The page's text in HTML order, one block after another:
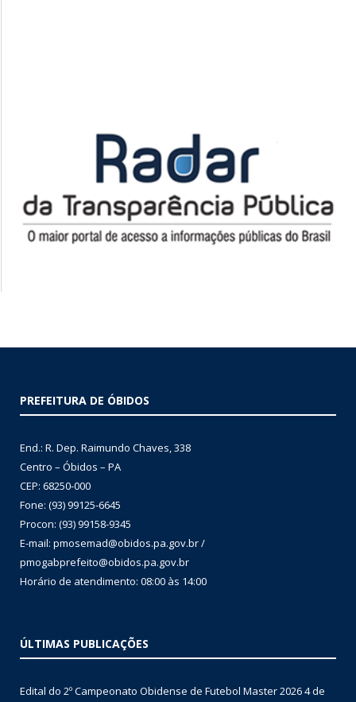
PREFEITURA DE ÓBIDOS
End.: R. Dep. Raimundo Chaves, 338
Centro – Óbidos – PA
CEP: 68250-000
Fone: (93) 99125-6645
Procon: (93) 99158-9345
E-mail: pmosemad@obidos.pa.gov.br /
pmogabprefeito@obidos.pa.gov.br
Horário de atendimento: 08:00 às 14:00
ÚLTIMAS PUBLICAÇÕES
Edital do 2º Campeonato Obidense de Futebol Master 20264 de